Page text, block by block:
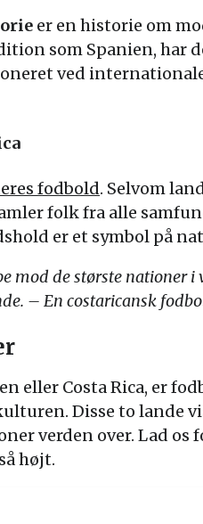
er en historie om
som Spanien, har
ved
fodbold. Selvom
folk fra alle
er et symbol på
mod de største nationer
– En costaricansk
eller Costa Rica, er
Disse to lande
verden over. Lad os
højt.